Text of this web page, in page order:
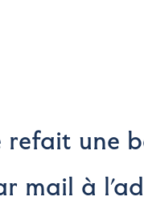
refait une
mail à